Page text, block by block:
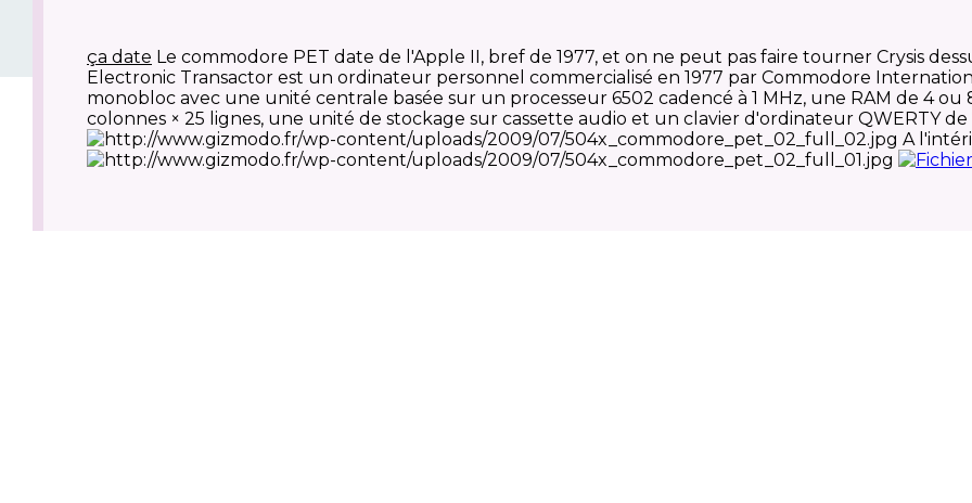
ça date Le commodore PET date de l'Apple II, bref de 1977, et on ne peut pas faire tourner Crysis
Electronic Transactor est un ordinateur personnel commercialisé en 1977 par Commodore
monobloc avec une unité centrale basée sur un processeur 6502 cadencé à 1 MHz, une RAM de 4
colonnes × 25 lignes, une unité de stockage sur cassette audio et un clavier d'ordinateur QWERTY
A